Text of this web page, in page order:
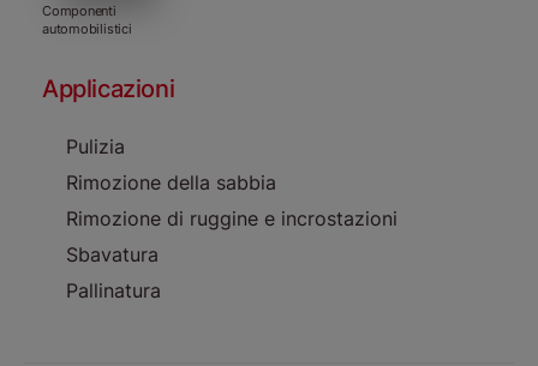
Componenti
automobilistici
Applicazioni
Pulizia
Rimozione della sabbia
Rimozione di ruggine e incrostazioni
Sbavatura
Pallinatura